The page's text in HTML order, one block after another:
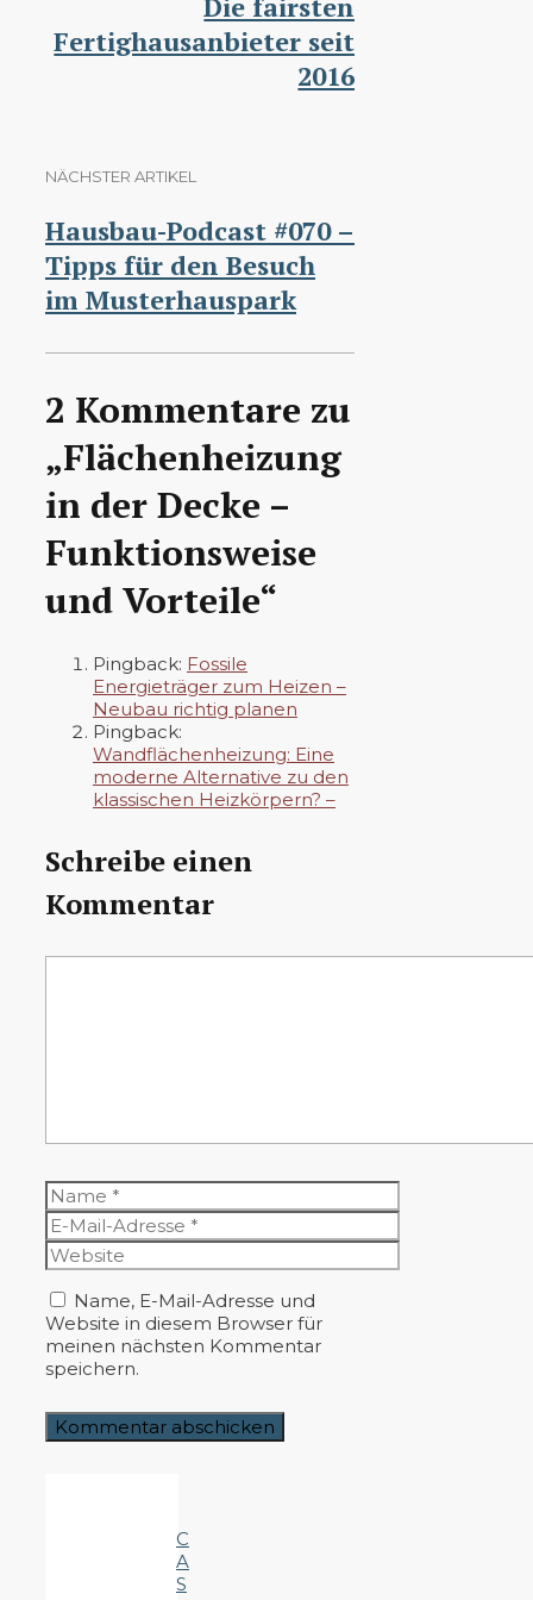
Fertighausanbieter seit
2016
NÄCHSTER ARTIKEL
Hausbau-Podcast #070 –
Tipps für den Besuch
im Musterhauspark
2 Kommentare zu
„Flächenheizung
in der Decke –
Funktionsweise
und Vorteile“
Pingback: Fossile
Energieträger zum Heizen –
Neubau richtig planen
Pingback:
Wandflächenheizung: Eine
moderne Alternative zu den
klassischen Heizkörpern? –
Schreibe einen
Kommentar
Name
E-
Mail-
Adresse
Website
Name, E-Mail-Adresse und
Website in diesem Browser für
meinen nächsten Kommentar
speichern.
C
A
S